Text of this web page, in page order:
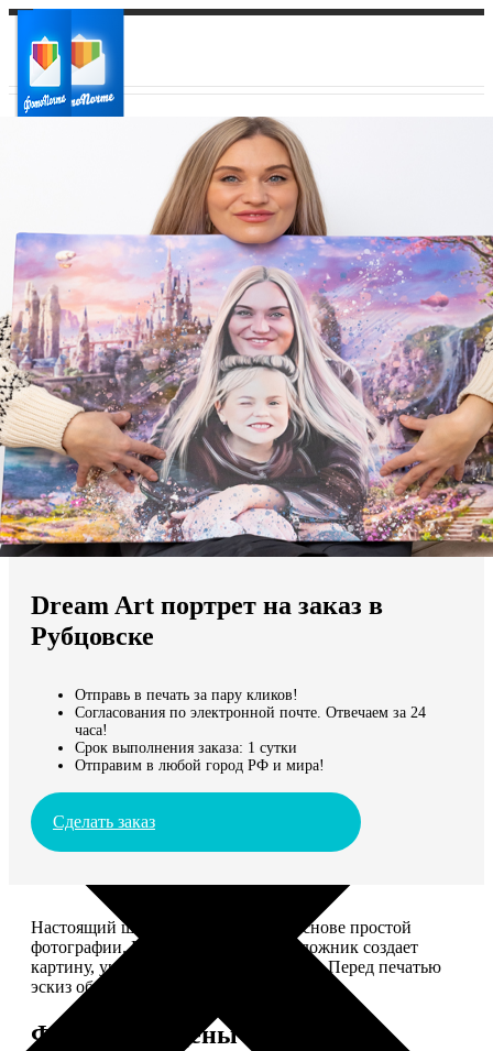
Ваш регион доставки
Выберите из списка:
Мы доставляем по всему миру
Продолжить без города
Dream Art портрет на заказ в
Рубцовске
Отправь в печать за пару кликов!
Согласования по электронной почте. Отвечаем за 24
часа!
Срок выполнения заказа: 1 сутки
Отправим в любой город РФ и мира!
Сделать заказ
Настоящий шедевр, сделанный на основе простой
фотографии. Профессиональный художник создает
картину, учитывая ваши комментарии. Перед печатью
эскиз обязательно согласуем с вами.
Форматы и цены